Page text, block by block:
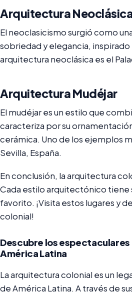
Arquitectura
El neoclasicismo surgió como
sobriedad y elegancia, inspirado
arquitectura neoclásica es el
Arquitectura Mudéjar
El mudéjar es un estilo que
caracteriza por su
cerámica. Uno de los ejemplos
Sevilla, España.
En conclusión, la arquitectura
Cada estilo arquitectónico tiene
favorito. ¡Visita estos lugares y
colonial!
Descubre los
América Latina
La arquitectura colonial es un
de América Latina. A través de